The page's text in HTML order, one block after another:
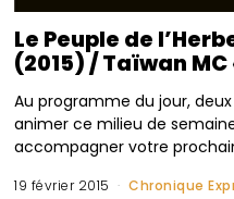
Le Peuple de
(2015) / Taïwan
Au programme du jour,
animer ce milieu de
accompagner votre
19 février 2015 Chronique